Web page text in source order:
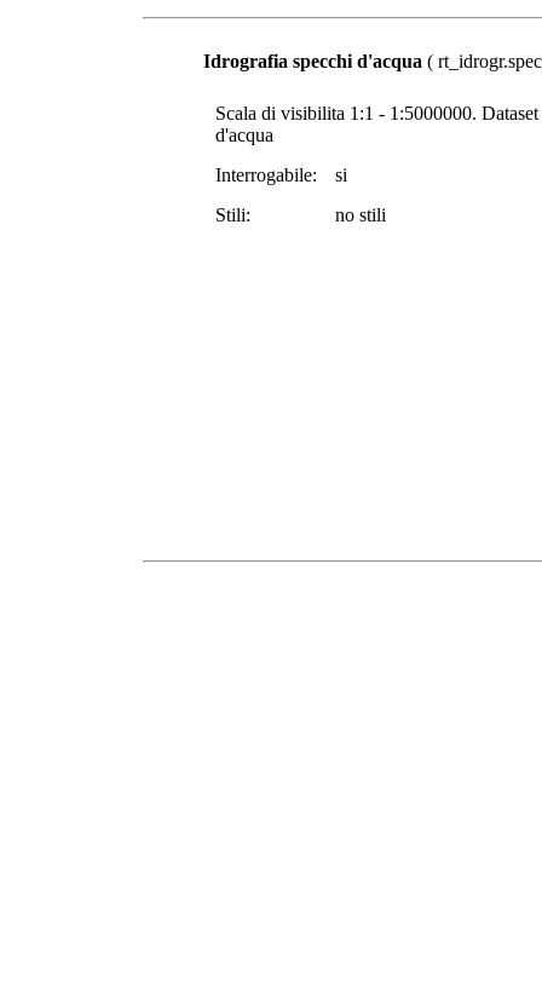
Idrografia specchi d'acqua (
Scala di visibilita 1:1 - 1:5000000.
d'acqua
Interrogabile:
si
Stili:
no stili